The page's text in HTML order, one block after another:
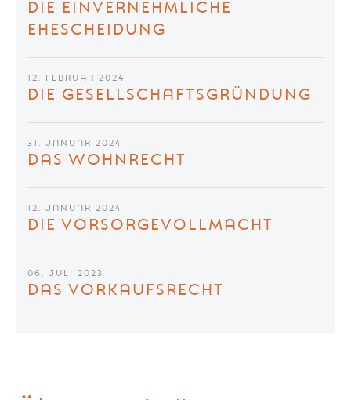
DIE EINVERNEHMLICHE
EHESCHEIDUNG
12. FEBRUAR 2024
DIE GESELLSCHAFTSGRÜNDUNG
31. JANUAR 2024
DAS WOHNRECHT
12. JANUAR 2024
DIE VORSORGEVOLLMACHT
06. JULI 2023
DAS VORKAUFSRECHT